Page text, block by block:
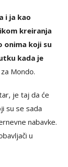
i ja kao
kreiranja
onima koji su
kada je
Mondo.
je taj da će
su se sada
nabavke.
u